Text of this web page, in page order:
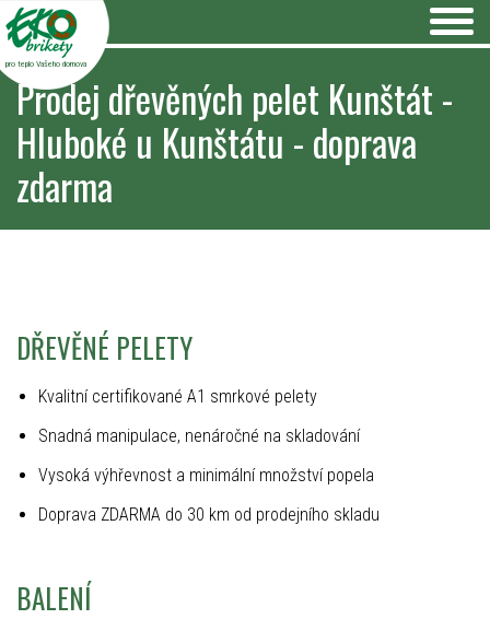
pro teplo Vašeho domova
Prodej dřevěných pelet Kunštát -
Hluboké u Kunštátu - doprava
zdarma
DŘEVĚNÉ PELETY
Kvalitní certifikované A1 smrkové pelety
Snadná manipulace, nenáročné na skladování
Vysoká výhřevnost a minimální množství popela
Doprava ZDARMA do 30 km od prodejního skladu
BALENÍ